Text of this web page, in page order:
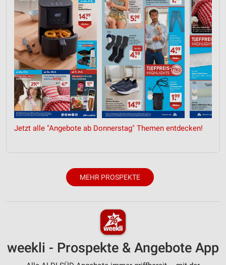
Jetzt alle "Angebote ab Donnerstag" Themen entdecken!
MEHR PROSPEKTE
weekli - Prospekte & Angebote App